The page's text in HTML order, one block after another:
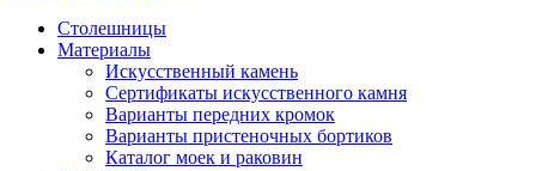
Столешницы
Материалы
Искусственный камень
Сертификаты искусственного камня
Варианты передних кромок
Варианты пристеночных бортиков
Каталог моек и раковин